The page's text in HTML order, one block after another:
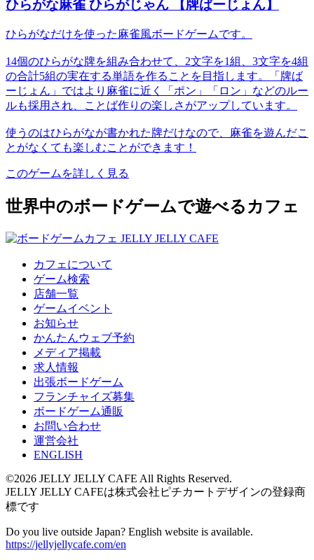
ひらがな麻雀 ひらがじゃん 【牌ばーじょん】
ひらがなだけを使った麻雀風ボードゲームです。
14個のひらがな牌を組み合わせて、2文字を1組、3文字を4組
の合計5組の実在する単語を作ることを目指します。「牌ば
ーじょん」ではより麻雀に近く「ポン」「ロン」などのルー
ルも採用され、ことば作りの楽しさがアップしています。
使うのはひらがなが書かれた牌だけなので、麻雀を遊んだこ
とがなくても楽しむことができます！
このゲームを詳しく見る
世界中のボードゲームで遊べるカフェ
カフェについて
ゲーム検索
店舗一覧
ゲームイベント
お知らせ
かんたんウェブ予約
メディア掲載
求人情報
出張ボードゲーム
フランチャイズ募集
ボードゲーム通販
お問い合わせ
運営会社
ENGLISH
©2026 JELLY JELLY CAFE All Rights Reserved.
JELLY JELLY CAFEは株式会社ピチカートデザインの登録商
標です
Do you live outside Japan? English website is available.
https://jellyjellycafe.com/en